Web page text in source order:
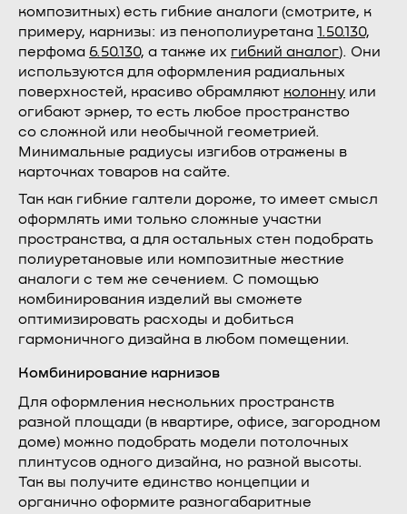
композитных) есть гибкие аналоги (смотрите, к
примеру, карнизы: из пенополиуретана 1.50.130,
перфома 6.50.130, а также их гибкий аналог). Они
используются для оформления радиальных
поверхностей, красиво обрамляют колонну или
огибают эркер, то есть любое пространство
со сложной или необычной геометрией.
Минимальные радиусы изгибов отражены в
карточках товаров на сайте.
Так как гибкие галтели дороже, то имеет смысл
оформлять ими только сложные участки
пространства, а для остальных стен подобрать
полиуретановые или композитные жесткие
аналоги с тем же сечением. С помощью
комбинирования изделий вы сможете
оптимизировать расходы и добиться
гармоничного дизайна в любом помещении.
Комбинирование карнизов
Для оформления нескольких пространств
разной площади (в квартире, офисе, загородном
доме) можно подобрать модели потолочных
плинтусов одного дизайна, но разной высоты.
Так вы получите единство концепции и
органично оформите разногабаритные